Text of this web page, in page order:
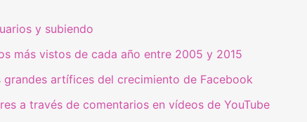
y subiendo
más vistos de cada año entre 2005 y 2015
artífices del crecimiento de Facebook
a través de comentarios en vídeos de YouTube